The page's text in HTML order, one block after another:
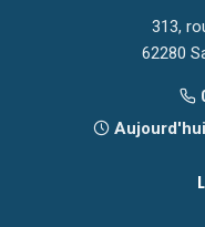
313,
62280